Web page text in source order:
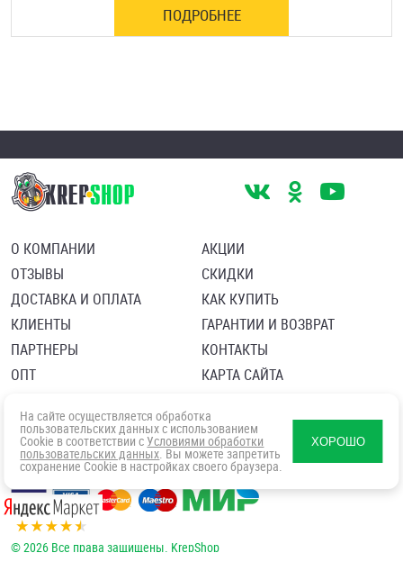
ПОДРОБНЕЕ
О КОМПАНИИ
ОТЗЫВЫ
ДОСТАВКА И ОПЛАТА
КЛИЕНТЫ
ПАРТНЕРЫ
ОПТ
АКЦИИ
СКИДКИ
КАК КУПИТЬ
ГАРАНТИИ И ВОЗВРАТ
КОНТАКТЫ
КАРТА САЙТА
Политика в отношении обработки персональных данных
Согласие посетителя сайта на обработку персональных данны
© 2026 Все права защищены. KrepShop
На сайте осуществляется обработка
пользовательских данных с использованием
Cookie в соответствии с Условиями обработки
пользовательских данных. Вы можете запретить
сохранение Cookie в настройках своего браузера.
ХОРОШО